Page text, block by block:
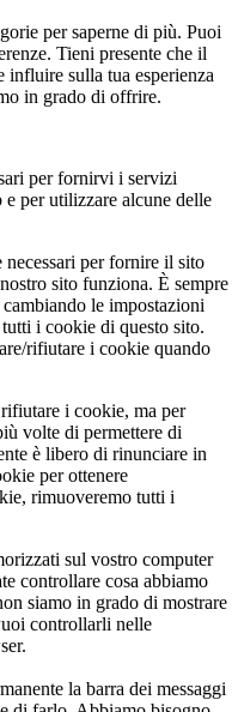
per saperne di più. Puoi
Tieni presente che il
sulla tua esperienza
in grado di offrire.
per fornirvi i servizi
per utilizzare alcune delle
necessari per fornire il sito
sito funziona. È sempre
le impostazioni
i cookie di questo sito.
rifiutare i cookie quando
i cookie, ma per
volte di permettere di
è libero di rinunciare in
per ottenere
rimuoveremo tutti i
sul vostro computer
controllare cosa abbiamo
siamo in grado di mostrare
controllarli nelle
la barra dei messaggi